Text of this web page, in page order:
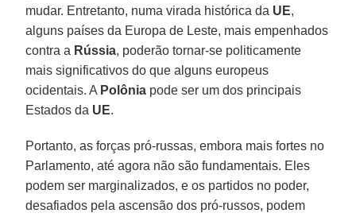
mudar. Entretanto, numa virada histórica da UE,
alguns países da Europa de Leste, mais empenhados
contra a Rússia, poderão tornar-se politicamente
mais significativos do que alguns europeus
ocidentais. A Polônia pode ser um dos principais
Estados da UE.
Portanto, as forças pró-russas, embora mais fortes no
Parlamento, até agora não são fundamentais. Eles
podem ser marginalizados, e os partidos no poder,
desafiados pela ascensão dos pró-russos, podem